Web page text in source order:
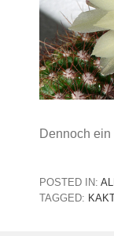
Dennoch
POSTED IN:
TAGGED: